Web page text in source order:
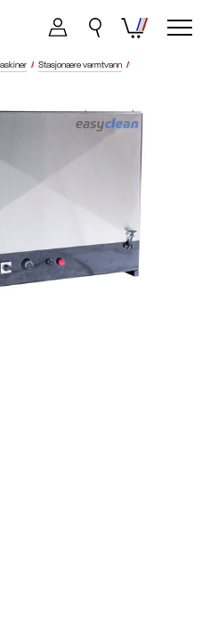
/ Stasjonære varmtvann /